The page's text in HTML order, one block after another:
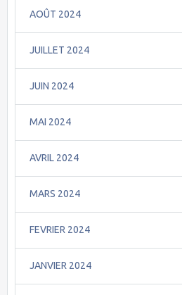
AOÛT 2024
JUILLET 2024
JUIN 2024
MAI 2024
AVRIL 2024
MARS 2024
FEVRIER 2024
JANVIER 2024